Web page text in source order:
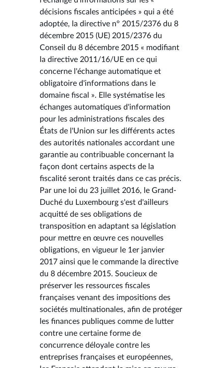
décisions fiscales anticipées » qui a été
adoptée, la directive n° 2015/2376 du 8
décembre 2015 (UE) 2015/2376 du
Conseil du 8 décembre 2015 « modifiant
la directive 2011/16/UE en ce qui
concerne l'échange automatique et
obligatoire d'informations dans le
domaine fiscal ». Elle systématise les
échanges automatiques d'information
pour les administrations fiscales des
États de l'Union sur les différents actes
des autorités nationales accordant une
garantie au contribuable concernant la
façon dont certains aspects de la
fiscalité seront traités dans ce cas précis.
Par une loi du 23 juillet 2016, le Grand-
Duché du Luxembourg s'est d'ailleurs
acquitté de ses obligations de
transposition en adaptant sa législation
pour mettre en œuvre ces nouvelles
obligations, en vigueur le 1er janvier
2017 ainsi que le commande la directive
du 8 décembre 2015. Soucieux de
préserver les ressources fiscales
françaises venant des impositions des
sociétés multinationales, afin de protéger
les finances publiques comme de lutter
contre une certaine forme de
concurrence déloyale contre les
entreprises françaises et européennes,